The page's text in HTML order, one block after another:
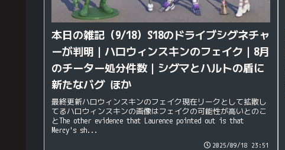
本日の雑記（9/18）S18のドライブシグネチャ
ーが判明｜ハロウィンスキンのフェイク｜8月
のチーター処分件数｜シグマとハルトの盾に
新たなバグ ほか
最終更新ハロウィンスキンのフェイク現在リークとして拡散し
てるハロウィンスキンの画像はフェイクの可能性が高いとのこ
とThe other evidence that Laurence pointed out is that
Mercy's sh...
2025/09/18 23:51